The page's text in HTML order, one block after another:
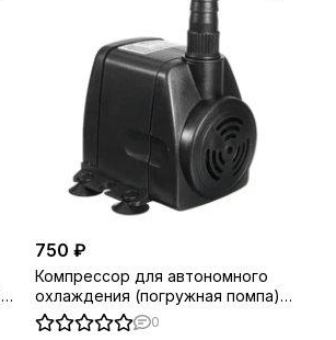
750 ₽
Компрессор для автономного
охлаждения (погружная помпа)
(8w, 600л.ч.)
0